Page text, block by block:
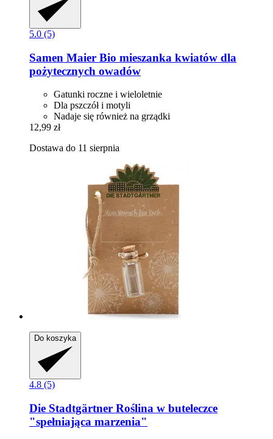
5.0 (5)
Samen Maier Bio mieszanka kwiatów dla
pożytecznych owadów
Gatunki roczne i wieloletnie
Dla pszczół i motyli
Nadaje się również na grządki
12,99 zł
Dostawa do 11 sierpnia
Do koszyka
4.8 (5)
Die Stadtgärtner Roślina w buteleczce
"spełniająca marzenia"